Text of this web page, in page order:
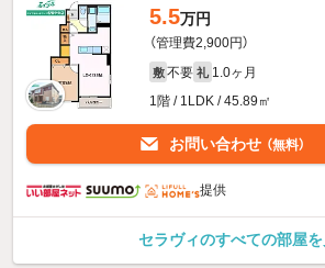
5.5万円
（管理費2,900円）
敷 不要 礼 1.0ヶ月
1階 / 1LDK / 45.89㎡
お問い合わせ （無料）
提供
セラヴィのすべての部屋